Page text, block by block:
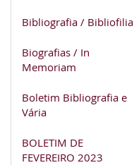
Bibliografia / Bibliofilia
Biografias / In
Memoriam
Boletim Bibliografia e
Vária
BOLETIM DE
FEVEREIRO 2023